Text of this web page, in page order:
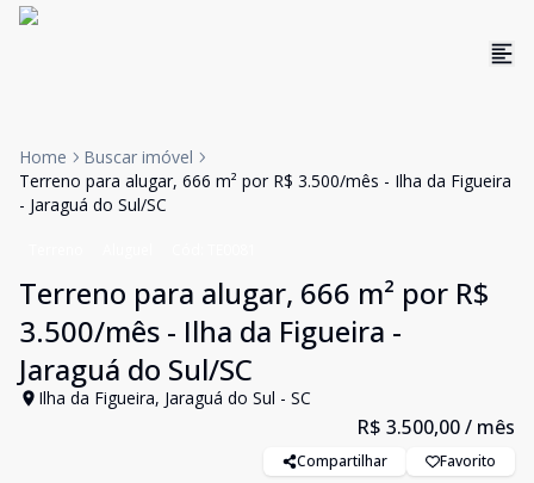
Home
Buscar imóvel
Terreno para alugar, 666 m² por R$ 3.500/mês - Ilha da Figueira
- Jaraguá do Sul/SC
Terreno para alugar, 666 m² por R$
3.500/mês - Ilha da Figueira -
Jaraguá do Sul/SC
Ilha da Figueira, Jaraguá do Sul - SC
R$ 3.500,00/ mês
Compartilhar Favorito